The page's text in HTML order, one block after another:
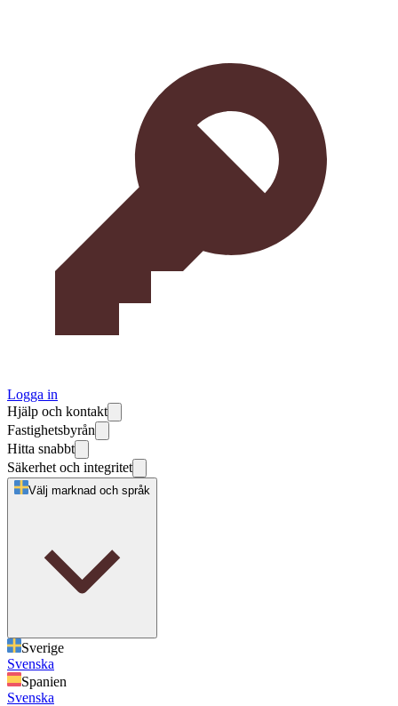
Logga in
Hjälp och kontakt
Fastighetsbyrån
Hitta snabbt
Säkerhet och integritet
Välj marknad och språk
Sverige
Svenska
Spanien
Svenska